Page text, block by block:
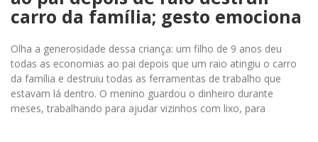
carro da família; gesto emociona
Olha a generosidade dessa criança: um filho de 9 anos deu
todas as economias ao pai depois que um raio atingiu o carro
da família e destruiu todas as ferramentas de trabalho que
estavam lá dentro. O menino guardou o dinheiro durante
meses, trabalhando para ajudar vizinhos com lixo, para